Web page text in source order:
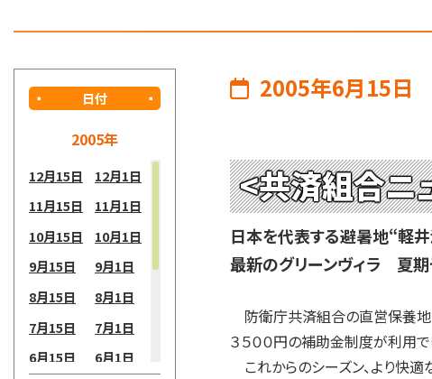
日付
2005年
12月15日
12月1日
11月15日
11月1日
10月15日
10月1日
9月15日
9月1日
8月15日
8月1日
7月15日
7月1日
6月15日
6月1日
2005年6月15日
<共済組合ニ
日本を代表する避暑地“軽
最新のグリーンヴィラ 夏期
防衛庁共済組合の直営保養地
３５００円の補助金制度が利用で
これからのシーズン、より快